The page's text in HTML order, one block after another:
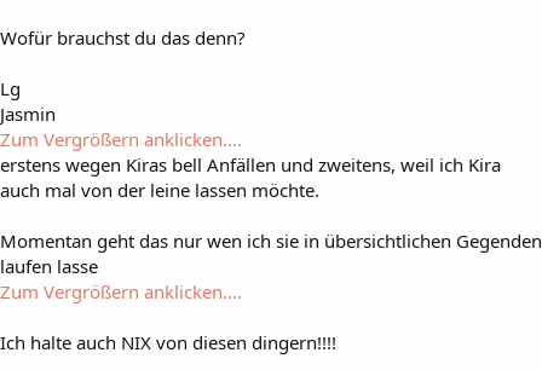
Wofür brauchst du das denn?
Lg
Jasmin
Zum Vergrößern anklicken....
erstens wegen Kiras bell Anfällen und zweitens, weil ich Kira
auch mal von der leine lassen möchte.
Momentan geht das nur wen ich sie in übersichtlichen Gegenden
laufen lasse
Zum Vergrößern anklicken....
Ich halte auch NIX von diesen dingern!!!!